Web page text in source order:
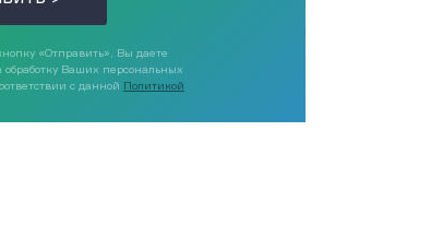
«Отправить», Вы даете
обработку Ваших персональных
с данной Политикой